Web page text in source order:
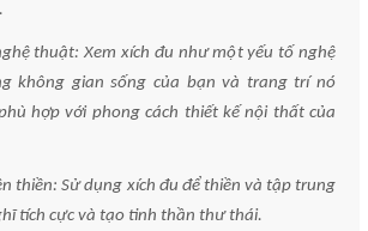
thuật: Xem xích đu như một yếu tố nghệ
không gian sống của bạn và trang trí nó
hợp với phong cách thiết kế nội thất của
thiền: Sử dụng xích đu để thiền và tập trung
tích cực và tạo tinh thần thư thái.